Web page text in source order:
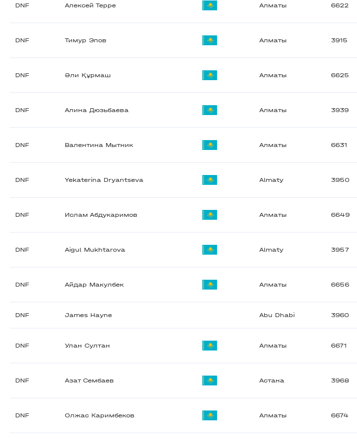
DNF Алексей Терре Алматы 6622
DNF Тимур Эпов Алматы 3915
DNF Әли Құрмаш Алматы 6625
DNF Алина Дюзьбаева Алматы 3939
DNF Валентина Мытник Алматы 6631
DNF Yekaterina Dryantseva Almaty 3950
DNF Ислам Абдукаримов Алматы 6649
DNF Aigul Mukhtarova Almaty 3957
DNF Айдар Макулбек Алматы 6656
DNF James Hayne Abu Dhabi 3960
DNF Улан Султан Алматы 6671
DNF Азат Сембаев Астана 3968
DNF Олжас Каримбеков Алматы 6674